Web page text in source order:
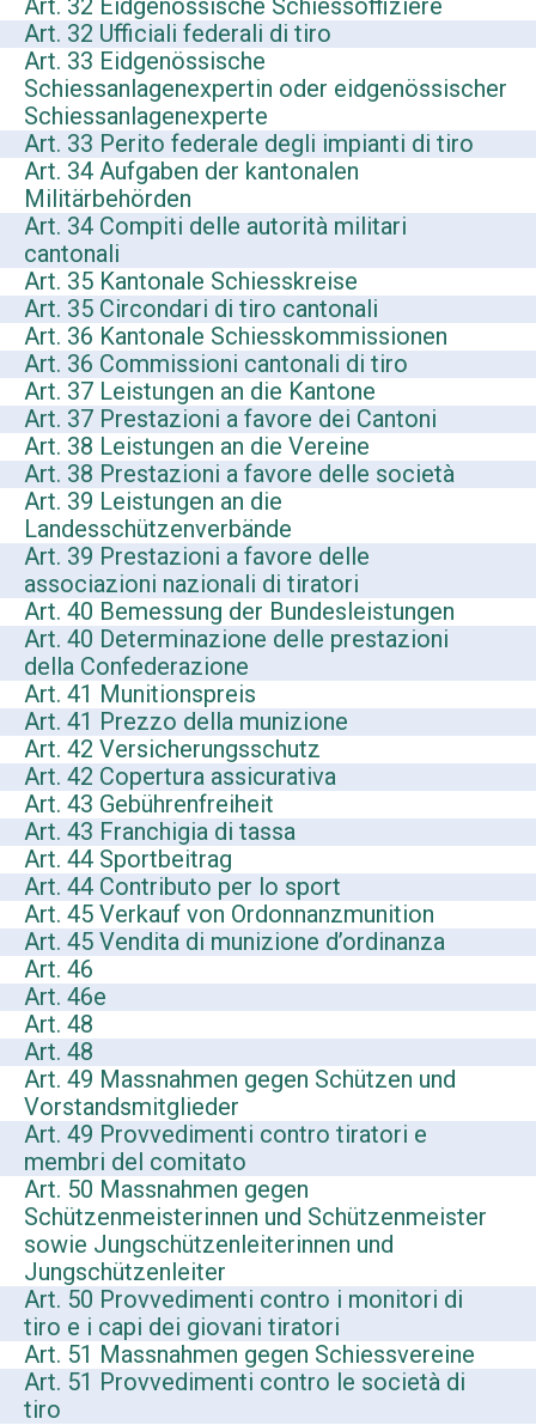
Art. 32 Eidgenössische Schiessoffiziere
Art. 32 Ufficiali federali di tiro
Art. 33 Eidgenössische
Schiessanlagenexpertin oder eidgenössischer
Schiessanlagenexperte
Art. 33 Perito federale degli impianti di tiro
Art. 34 Aufgaben der kantonalen
Militärbehörden
Art. 34 Compiti delle autorità militari
cantonali
Art. 35 Kantonale Schiesskreise
Art. 35 Circondari di tiro cantonali
Art. 36 Kantonale Schiesskommissionen
Art. 36 Commissioni cantonali di tiro
Art. 37 Leistungen an die Kantone
Art. 37 Prestazioni a favore dei Cantoni
Art. 38 Leistungen an die Vereine
Art. 38 Prestazioni a favore delle società
Art. 39 Leistungen an die
Landesschützenverbände
Art. 39 Prestazioni a favore delle
associazioni nazionali di tiratori
Art. 40 Bemessung der Bundesleistungen
Art. 40 Determinazione delle prestazioni
della Confederazione
Art. 41 Munitionspreis
Art. 41 Prezzo della munizione
Art. 42 Versicherungsschutz
Art. 42 Copertura assicurativa
Art. 43 Gebührenfreiheit
Art. 43 Franchigia di tassa
Art. 44 Sportbeitrag
Art. 44 Contributo per lo sport
Art. 45 Verkauf von Ordonnanzmunition
Art. 45 Vendita di munizione d’ordinanza
Art. 46
Art. 46e
Art. 48
Art. 48
Art. 49 Massnahmen gegen Schützen und
Vorstandsmitglieder
Art. 49 Provvedimenti contro tiratori e
membri del comitato
Art. 50 Massnahmen gegen
Schützenmeisterinnen und Schützenmeister
sowie Jungschützenleiterinnen und
Jungschützenleiter
Art. 50 Provvedimenti contro i monitori di
tiro e i capi dei giovani tiratori
Art. 51 Massnahmen gegen Schiessvereine
Art. 51 Provvedimenti contro le società di
tiro